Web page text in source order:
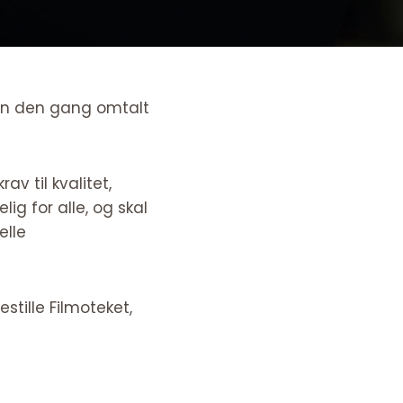
den gang omtalt
til kvalitet,
for alle, og skal
Filmoteket,